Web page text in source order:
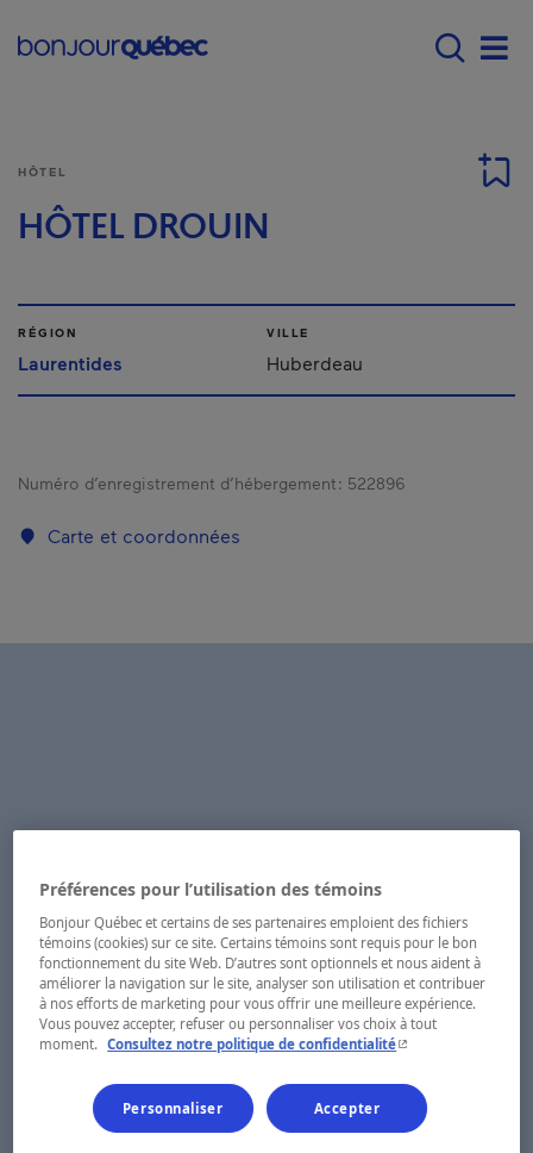
Main navigation -
HÔTEL
HÔTEL DROUIN
RÉGION
Laurentides
VILLE
Huberdeau
Numéro d’enregistrement d’hébergement : 522896
Carte et coordonnées
Préférences pour l’utilisation des témoins
Bonjour Québec et certains de ses partenaires emploient des fichiers
témoins (cookies) sur ce site. Certains témoins sont requis pour le bon
fonctionnement du site Web. D’autres sont optionnels et nous aident à
améliorer la navigation sur le site, analyser son utilisation et contribuer
à nos efforts de marketing pour vous offrir une meilleure expérience.
Vous pouvez accepter, refuser ou personnaliser vos choix à tout
moment. Consultez notre politique de confidentialité- Cet hyperlien
Personnaliser Accepter